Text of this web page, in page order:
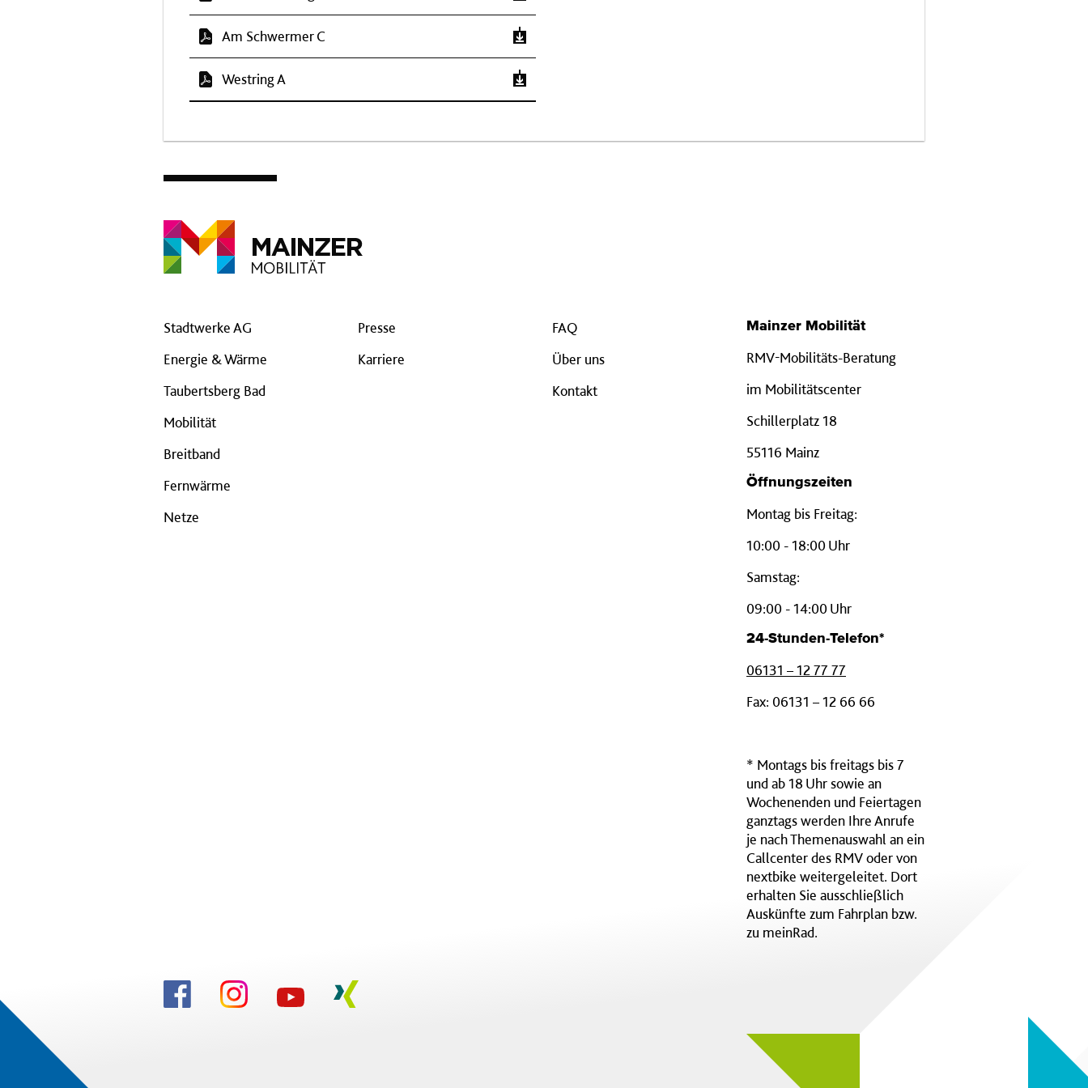
Am Schwermer C
Westring A
Stadtwerke AG
Energie & Wärme
Taubertsberg Bad
Mobilität
Breitband
Fernwärme
Netze
Presse
Karriere
FAQ
Über uns
Kontakt
Mainzer Mobilität
RMV-Mobilitäts-Beratung
im Mobilitätscenter
Schillerplatz 18
55116 Mainz
Öffnungszeiten
Montag bis Freitag:
10:00 - 18:00 Uhr
Samstag:
09:00 - 14:00 Uhr
24-Stunden-Telefon*
06131 – 12 77 77
Fax: 06131 – 12 66 66
* Montags bis freitags bis 7
und ab 18 Uhr sowie an
Wochenenden und Feiertagen
ganztags werden Ihre Anrufe
je nach Themenauswahl an ein
Callcenter des RMV oder von
nextbike weitergeleitet. Dort
erhalten Sie ausschließlich
Auskünfte zum Fahrplan bzw.
zu meinRad.